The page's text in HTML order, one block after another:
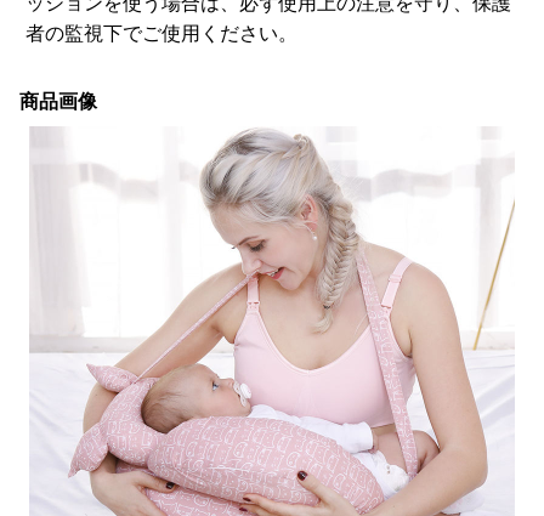
者の監視下でご使用ください。
商品画像